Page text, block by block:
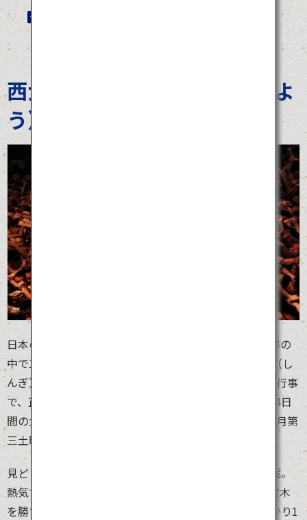
西大寺会陽（さいだいじ えよ
う）
日本の「裸まつり」の中で代表的なお祭りの一つ。極寒の
中で10,000人もの裸の男たちが激しくぶつかり「宝木（し
んぎ）」を奪い合います。このお祭りは500年続く伝統行事
で、正月行事として、社会の平和と人々の幸福を祈る14日
間の大法会「修正会（しゅしょうえ）」の結願（毎年2月第
三土曜日）に行われる天下の奇祭です。
見どころはまわし姿の男たちによる宝木の激しい争奪戦。
熱気で湯気が立ち上るほどの盛り上がりを見せます。宝木
を勝ち取った者は福男として「御福（ごふく）」が授かり1